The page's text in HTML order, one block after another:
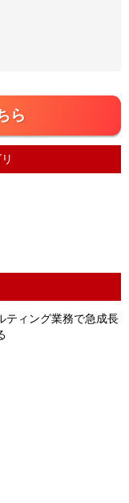
ら
ティング業務で急成長